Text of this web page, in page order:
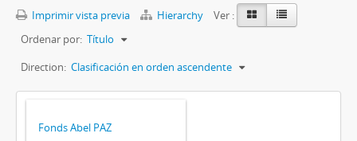
Imprimir vista previa Hierarchy
Ver :
Ordenar por: Título
Direction: Clasificación en orden ascendente
Fonds Abel PAZ